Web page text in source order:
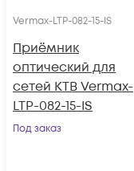
Vermax-LTP-082-15-IS
Приёмник
оптический для
сетей КТВ Vermax-
LTP-082-15-IS
Под заказ